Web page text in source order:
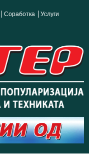
Соработка
Услуги